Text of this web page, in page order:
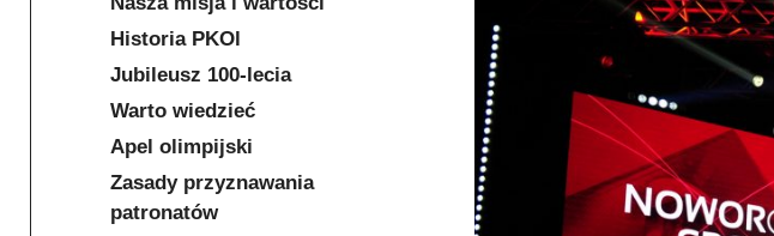
Historia PKOl
Jubileusz 100-lecia
Warto wiedzieć
Apel olimpijski
Zasady przyznawania
patronatów